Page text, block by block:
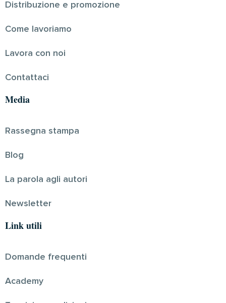
Distribuzione e promozione
Come lavoriamo
Lavora con noi
Contattaci
Media
Rassegna stampa
Blog
La parola agli autori
Newsletter
Link utili
Domande frequenti
Academy